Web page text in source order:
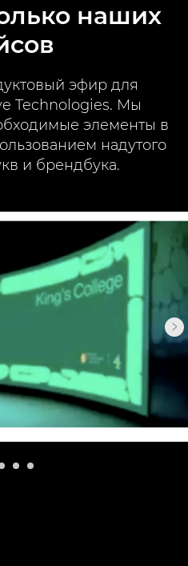
наших
эфир для
Technologies. Мы
элементы в
надутого
и брендбука.